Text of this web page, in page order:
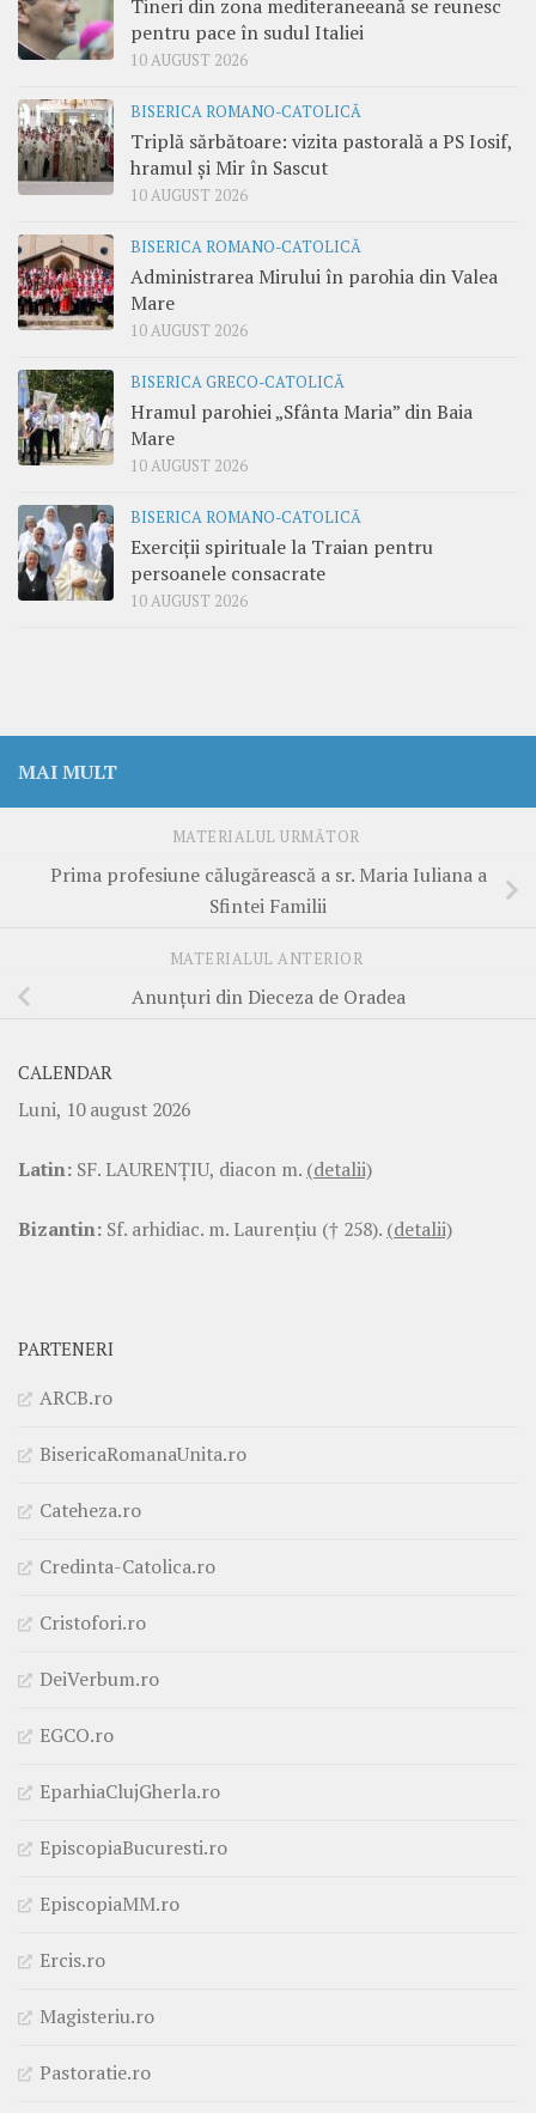
Tineri din zona mediteraneeană se reunesc
pentru pace în sudul Italiei
10 AUGUST 2026
BISERICA ROMANO-CATOLICĂ
Triplă sărbătoare: vizita pastorală a PS Iosif,
hramul și Mir în Sascut
10 AUGUST 2026
BISERICA ROMANO-CATOLICĂ
Administrarea Mirului în parohia din Valea
Mare
10 AUGUST 2026
BISERICA GRECO-CATOLICĂ
Hramul parohiei „Sfânta Maria” din Baia
Mare
10 AUGUST 2026
BISERICA ROMANO-CATOLICĂ
Exerciții spirituale la Traian pentru
persoanele consacrate
10 AUGUST 2026
MAI MULT
MATERIALUL URMĂTOR
Prima profesiune călugărească a sr. Maria Iuliana a
Sfintei Familii
MATERIALUL ANTERIOR
Anunțuri din Dieceza de Oradea
CALENDAR
Luni, 10 august 2026
Latin: SF. LAURENŢIU, diacon m. (detalii)
Bizantin: Sf. arhidiac. m. Laurenţiu († 258). (detalii)
PARTENERI
ARCB.ro
BisericaRomanaUnita.ro
Cateheza.ro
Credinta-Catolica.ro
Cristofori.ro
DeiVerbum.ro
EGCO.ro
EparhiaClujGherla.ro
EpiscopiaBucuresti.ro
EpiscopiaMM.ro
Ercis.ro
Magisteriu.ro
Pastoratie.ro